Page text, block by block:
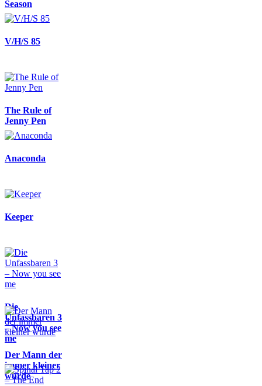
Season
V/H/S 85
The Rule of
Jenny Pen
Anaconda
Keeper
Die
Unfassbaren 3
– Now you see
me
Der Mann der
immer kleiner
wurde